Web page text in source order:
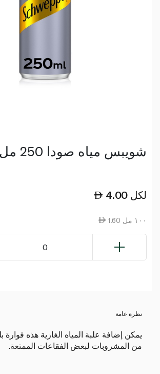
شويبس مياه صودا 250 مل
4.00 لكل
1.60 ١٠٠ مل
0
نظرة عامة
يمكن إضافة علبة المياه الغازية هذه فوارة
من المشروبات لبعض الفقاعات الممتعة.